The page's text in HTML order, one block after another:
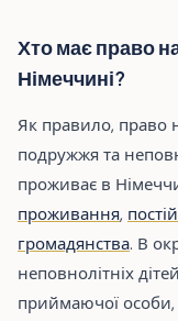
Хто має право
Німеччині?
Як правило, право
подружжя та
проживає в
проживання,
громадянства. В
неповнолітніх
приймаючої особи,